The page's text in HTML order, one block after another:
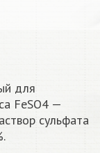
для
FeSO4 —
сульфата